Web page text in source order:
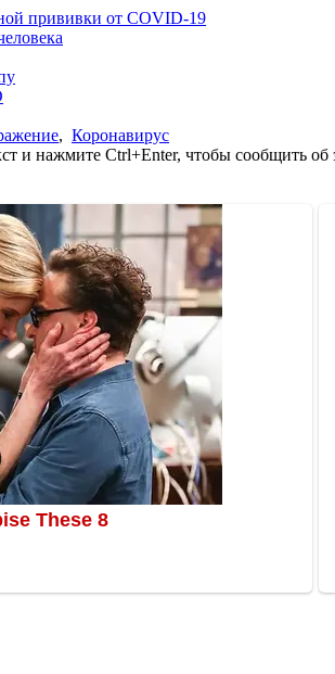
прививки от COVID-19
, Коронавирус
и нажмите Ctrl+Enter, чтобы сообщить об